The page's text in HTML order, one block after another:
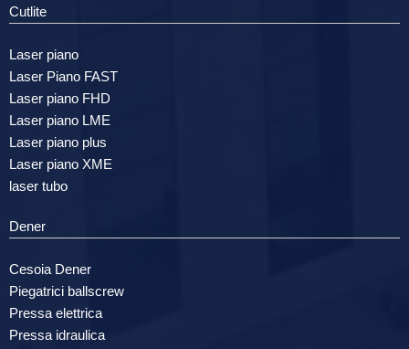
Cutlite
Laser piano
Laser Piano FAST
Laser piano FHD
Laser piano LME
Laser piano plus
Laser piano XME
laser tubo
Dener
Cesoia Dener
Piegatrici ballscrew
Pressa elettrica
Pressa idraulica